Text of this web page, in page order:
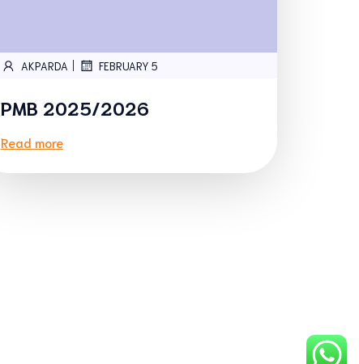
AKPARDA FEBRUARY 5
PMB 2025/2026
Read more